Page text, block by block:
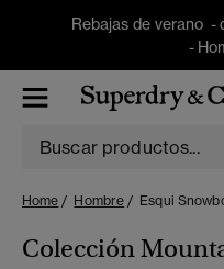
Rebajas de verano -
-
Home Hombre Esqui
Colección